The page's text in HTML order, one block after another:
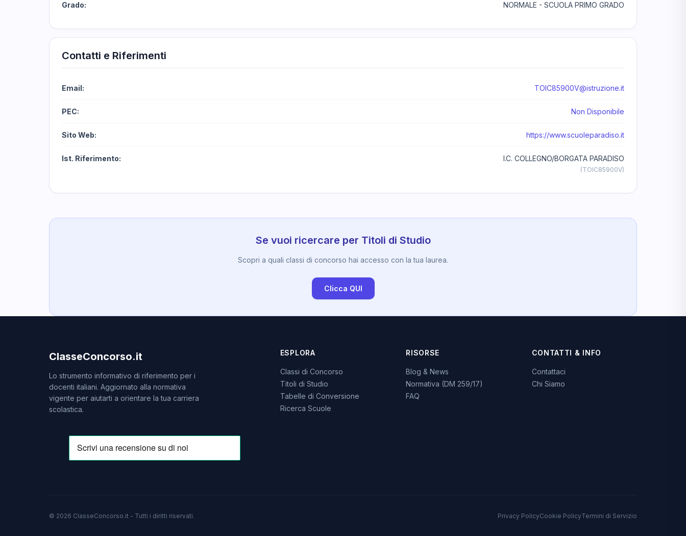
Grado: NORMALE - SCUOLA PRIMO GRADO
Contatti e Riferimenti
Email: TOIC85900V@istruzione.it
PEC: Non Disponibile
Sito Web: https://www.scuoleparadiso.it
Ist. Riferimento: I.C. COLLEGNO/BORGATA PARADISO
(TOIC85900V)
Se vuoi ricercare per Titoli di Studio
Scopri a quali classi di concorso hai accesso con la tua laurea.
Clicca QUI
ClasseConcorso.it
Lo strumento informativo di riferimento per i
docenti italiani. Aggiornato alla normativa
vigente per aiutarti a orientare la tua carriera
scolastica.
ESPLORA
Classi di Concorso
Titoli di Studio
Tabelle di Conversione
Ricerca Scuole
RISORSE
Blog & News
Normativa (DM 259/17)
FAQ
CONTATTI & INFO
Contattaci
Chi Siamo
© 2026 ClasseConcorso.it - Tutti i diritti riservati. Privacy PolicyCookie PolicyTermini di Servizio